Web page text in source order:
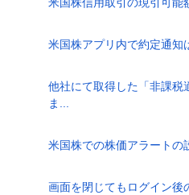
米国株アプリ内で約定通知
他社にて取得した「非課税
ま...
米国株での株価アラートの
画面を閉じてもログイン後